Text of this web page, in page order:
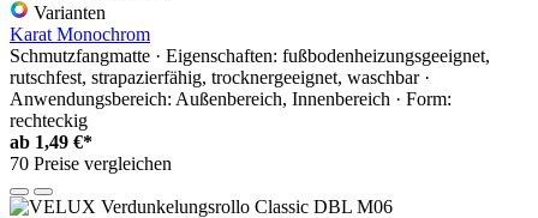
Varianten
Karat Monochrom
Schmutzfangmatte · Eigenschaften: fußbodenheizungsgeeignet,
rutschfest, strapazierfähig, trocknergeeignet, waschbar ·
Anwendungsbereich: Außenbereich, Innenbereich · Form:
rechteckig
ab 1,49 €*
70 Preise vergleichen